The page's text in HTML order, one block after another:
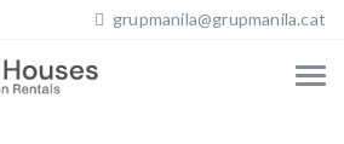
grupmanila@grupmanila.cat